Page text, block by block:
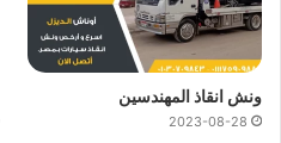
ونش انقاذ المهندسين
2023-08-28